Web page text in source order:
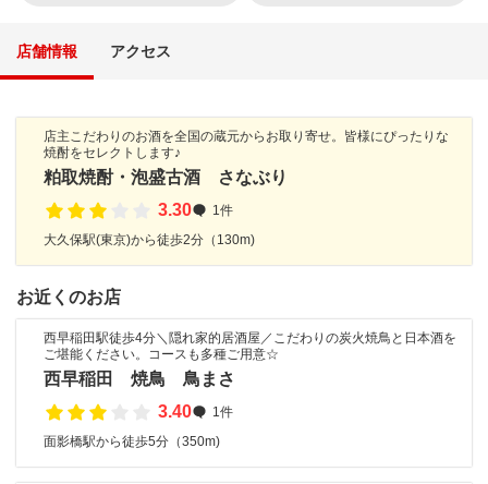
店舗情報 アクセス
店主こだわりのお酒を全国の蔵元からお取り寄せ。皆様にぴったりな
焼酎をセレクトします♪
粕取焼酎・泡盛古酒 さなぶり
3.30
1件
大久保駅(東京)から徒歩2分（130m)
お近くのお店
西早稲田駅徒歩4分＼隠れ家的居酒屋／こだわりの炭火焼鳥と日本酒を
ご堪能ください。コースも多種ご用意☆
西早稲田 焼鳥 鳥まさ
3.40
1件
面影橋駅から徒歩5分（350m)